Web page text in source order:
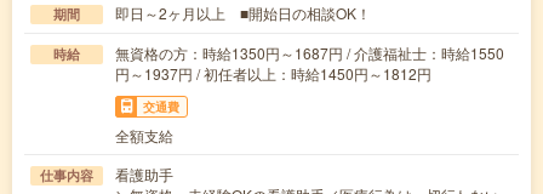
期間 即日～2ヶ月以上 ■開始日の相談OK！
時給
無資格の方：時給1350円～1687円 / 介護福祉士：時給1550
円～1937円 / 初任者以上：時給1450円～1812円
交通費
全額支給
仕事内容
看護助手